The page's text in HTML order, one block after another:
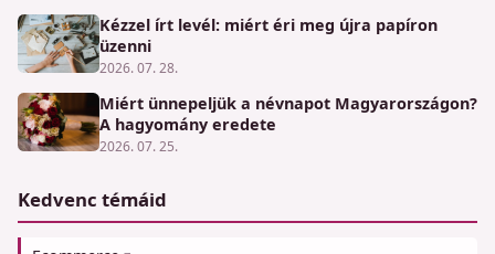
Kézzel írt levél: miért éri meg újra papíron
üzenni
2026. 07. 28.
Miért ünnepeljük a névnapot Magyarországon?
A hagyomány eredete
2026. 07. 25.
Kedvenc témáid